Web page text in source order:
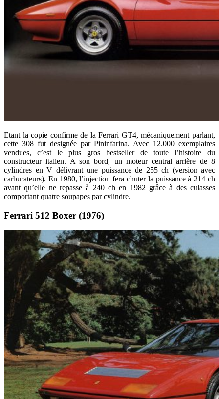
Etant la copie confirme de la Ferrari GT4, mécaniquement parlant,
cette 308 fut designée par Pininfarina. Avec 12.000 exemplaires
vendues, c’est le plus gros bestseller de toute l’histoire du
constructeur italien. A son bord, un moteur central arrière de 8
cylindres en V délivrant une puissance de 255 ch (version avec
carburateurs). En 1980, l’injection fera chuter la puissance à 214 ch
avant qu’elle ne repasse à 240 ch en 1982 grâce à des culasses
comportant quatre soupapes par cylindre.
Ferrari 512 Boxer (1976)